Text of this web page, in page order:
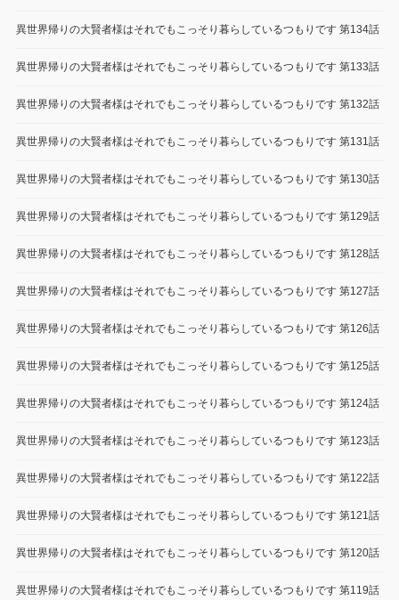
異世界帰りの大賢者様はそれでもこっそり暮らしているつもりです 第134話
異世界帰りの大賢者様はそれでもこっそり暮らしているつもりです 第133話
異世界帰りの大賢者様はそれでもこっそり暮らしているつもりです 第132話
異世界帰りの大賢者様はそれでもこっそり暮らしているつもりです 第131話
異世界帰りの大賢者様はそれでもこっそり暮らしているつもりです 第130話
異世界帰りの大賢者様はそれでもこっそり暮らしているつもりです 第129話
異世界帰りの大賢者様はそれでもこっそり暮らしているつもりです 第128話
異世界帰りの大賢者様はそれでもこっそり暮らしているつもりです 第127話
異世界帰りの大賢者様はそれでもこっそり暮らしているつもりです 第126話
異世界帰りの大賢者様はそれでもこっそり暮らしているつもりです 第125話
異世界帰りの大賢者様はそれでもこっそり暮らしているつもりです 第124話
異世界帰りの大賢者様はそれでもこっそり暮らしているつもりです 第123話
異世界帰りの大賢者様はそれでもこっそり暮らしているつもりです 第122話
異世界帰りの大賢者様はそれでもこっそり暮らしているつもりです 第121話
異世界帰りの大賢者様はそれでもこっそり暮らしているつもりです 第120話
異世界帰りの大賢者様はそれでもこっそり暮らしているつもりです 第119話